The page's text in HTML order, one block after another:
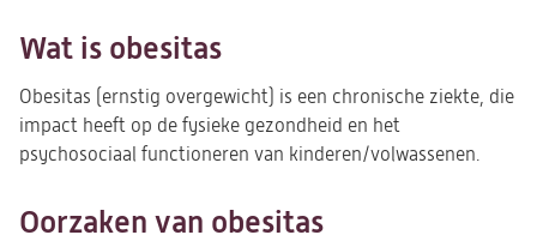
Wat is obesitas
Obesitas (ernstig overgewicht) is een chronische ziekte, die
impact heeft op de fysieke gezondheid en het
psychosociaal functioneren van kinderen/volwassenen.
Oorzaken van obesitas